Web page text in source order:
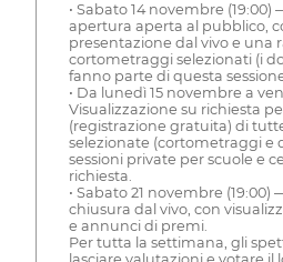
• Sabato 14 novembre
apertura aperta al pubblico,
presentazione dal vivo e una
cortometraggi selezionati (i
fanno parte di questa
• Da lunedì 15 novembre a
Visualizzazione su richiesta
(registrazione gratuita) di
selezionate (cortometraggi e
sessioni private per scuole e
richiesta.
• Sabato 21 novembre
chiusura dal vivo, con
e annunci di premi.
Per tutta la settimana, gli